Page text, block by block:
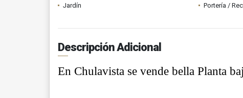
Jardín
Portería /
Descripción Adicional
En Chulavista se vende bella Planta